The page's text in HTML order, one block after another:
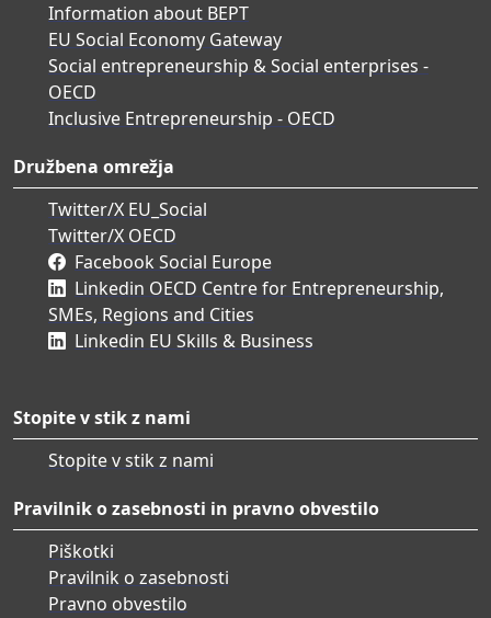
Information about BEPT
EU Social Economy Gateway
Social entrepreneurship & Social enterprises -
OECD
Inclusive Entrepreneurship - OECD
Družbena omrežja
Twitter/X EU_Social
Twitter/X OECD
Facebook Social Europe
Linkedin OECD Centre for Entrepreneurship,
SMEs, Regions and Cities
Linkedin EU Skills & Business
Stopite v stik z nami
Stopite v stik z nami
Pravilnik o zasebnosti in pravno obvestilo
Piškotki
Pravilnik o zasebnosti
Pravno obvestilo